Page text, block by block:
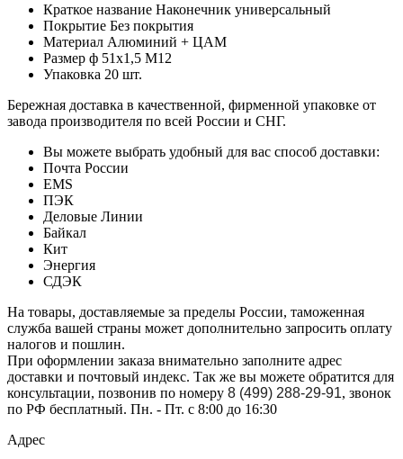
Краткое название Наконечник универсальный
Покрытие Без покрытия
Материал Алюминий + ЦАМ
Размер ф 51х1,5 М12
Упаковка 20 шт.
Бережная доставка в качественной, фирменной упаковке от
завода производителя по всей России и СНГ.
Вы можете выбрать удобный для вас способ доставки:
Почта России
EMS
ПЭК
Деловые Линии
Байкал
Кит
Энергия
СДЭК
На товары, доставляемые за пределы России, таможенная
служба вашей страны может дополнительно запросить оплату
налогов и пошлин.
При оформлении заказа внимательно заполните адрес
доставки и почтовый индекс. Так же вы можете обратится для
консультации, позвонив по номеру 8 (499) 288-29-91, звонок
по РФ бесплатный. Пн. - Пт. с 8:00 до 16:30
Адрес